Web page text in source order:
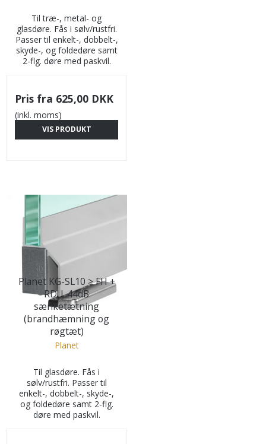
Til træ-, metal- og
glasdøre. Fås i sølv/rustfri.
Passer til enkelt-, dobbelt-,
skyde-, og foldedøre samt
2-flg. døre med paskvil.
Pris fra 625,00 DKK
(inkl. moms)
VIS PRODUKT
Planet KG-SL10 > FH +
RD | 44dB
sænketætning
(brandhæmning og
røgtæt)
Planet
Til glasdøre. Fås i
sølv/rustfri. Passer til
enkelt-, dobbelt-, skyde-,
og foldedøre samt 2-flg.
døre med paskvil.